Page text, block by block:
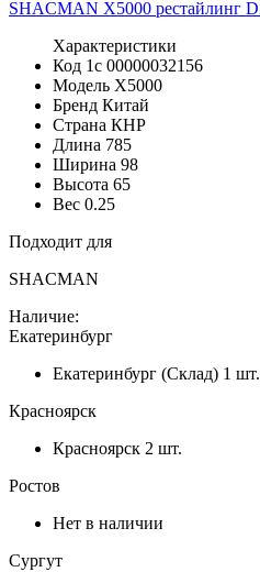
Характеристики
Код 1с 00000032156
Модель X5000
Бренд Китай
Страна КНР
Длина 785
Ширина 98
Высота 65
Вес 0.25
Подходит для
SHACMAN
Наличие:
Екатеринбург
Екатеринбург (Склад) 1 шт.
Красноярск
Красноярск 2 шт.
Ростов
Нет в наличии
Сургут